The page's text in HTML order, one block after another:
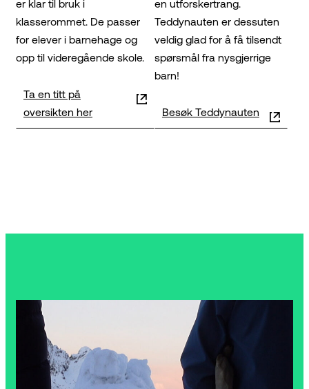
er klar til bruk i
klasserommet. De passer
for elever i barnehage og
opp til videregående skole.
Ta en titt på
oversikten her
en utforskertrang.
Teddynauten er dessuten
veldig glad for å få tilsendt
spørsmål fra nysgjerrige
barn!
Besøk Teddynauten